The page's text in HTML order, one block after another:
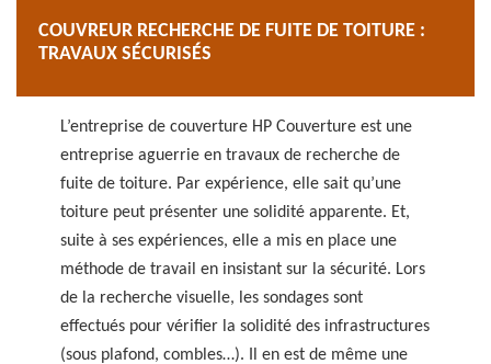
COUVREUR RECHERCHE DE FUITE DE TOITURE :
TRAVAUX SÉCURISÉS
L’entreprise de couverture HP Couverture est une
entreprise aguerrie en travaux de recherche de
fuite de toiture. Par expérience, elle sait qu’une
toiture peut présenter une solidité apparente. Et,
suite à ses expériences, elle a mis en place une
méthode de travail en insistant sur la sécurité. Lors
de la recherche visuelle, les sondages sont
effectués pour vérifier la solidité des infrastructures
(sous plafond, combles…). Il en est de même une